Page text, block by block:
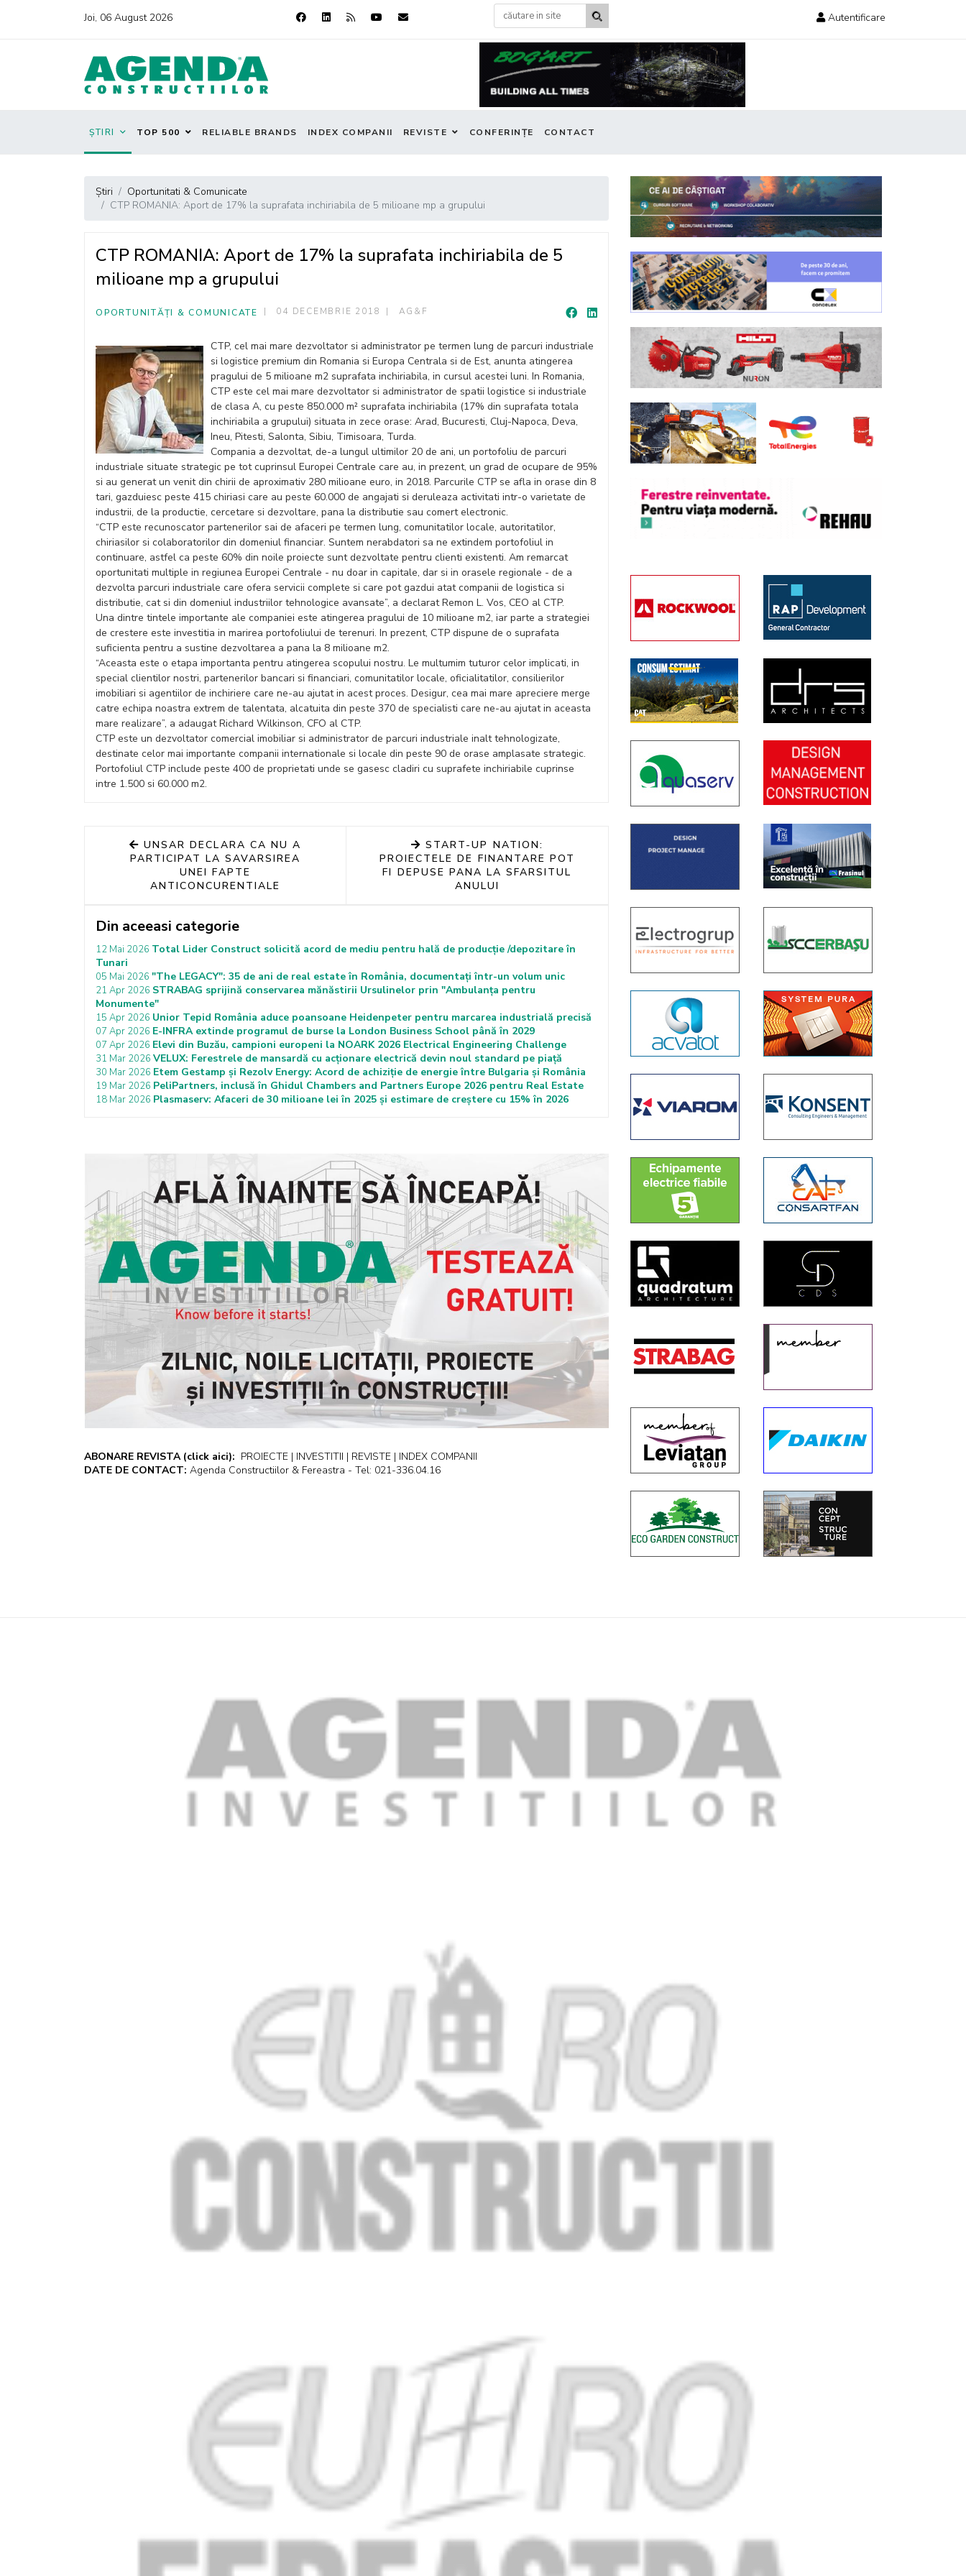
Joi, 06 August 2026 Autentificare
ȘTIRI TOP 500 RELIABLE BRANDS INDEX COMPANII REVISTE CONFERINȚE CONTACT
Știri
Oportunitati & Comunicate
CTP ROMANIA: Aport de 17% la suprafata inchiriabila de 5 milioane mp a grupului
CTP ROMANIA: Aport de 17% la suprafata inchiriabila de 5
milioane mp a grupului
OPORTUNITĂȚI & COMUNICATE 04 DECEMBRIE 2018 AG&F
CTP, cel mai mare dezvoltator si administrator pe termen lung de parcuri industriale
si logistice premium din Romania si Europa Centrala si de Est, anunta atingerea
pragului de 5 milioane m2 suprafata inchiriabila, in cursul acestei luni. In Romania,
CTP este cel mai mare dezvoltator si administrator de spatii logistice si industriale
de clasa A, cu peste 850.000 m² suprafata inchiriabila (17% din suprafata totala
inchiriabila a grupului) situata in zece orase: Arad, Bucuresti, Cluj-Napoca, Deva,
Ineu, Pitesti, Salonta, Sibiu, Timisoara, Turda.
Compania a dezvoltat, de-a lungul ultimilor 20 de ani, un portofoliu de parcuri
industriale situate strategic pe tot cuprinsul Europei Centrale care au, in prezent, un grad de ocupare de 95%
si au generat un venit din chirii de aproximativ 280 milioane euro, in 2018. Parcurile CTP se afla in orase din 8
tari, gazduiesc peste 415 chiriasi care au peste 60.000 de angajati si deruleaza activitati intr-o varietate de
industrii, de la productie, cercetare si dezvoltare, pana la distributie sau comert electronic.
“CTP este recunoscator partenerilor sai de afaceri pe termen lung, comunitatilor locale, autoritatilor,
chiriasilor si colaboratorilor din domeniul financiar. Suntem nerabdatori sa ne extindem portofoliul in
continuare, astfel ca peste 60% din noile proiecte sunt dezvoltate pentru clienti existenti. Am remarcat
oportunitati multiple in regiunea Europei Centrale - nu doar in capitale, dar si in orasele regionale - de a
dezvolta parcuri industriale care ofera servicii complete si care pot gazdui atat companii de logistica si
distributie, cat si din domeniul industriilor tehnologice avansate”, a declarat Remon L. Vos, CEO al CTP.
Una dintre tintele importante ale companiei este atingerea pragului de 10 milioane m2, iar parte a strategiei
de crestere este investitia in marirea portofoliului de terenuri. In prezent, CTP dispune de o suprafata
suficienta pentru a sustine dezvoltarea a pana la 8 milioane m2.
“Aceasta este o etapa importanta pentru atingerea scopului nostru. Le multumim tuturor celor implicati, in
special clientilor nostri, partenerilor bancari si financiari, comunitatilor locale, oficialitatilor, consilierilor
imobiliari si agentiilor de inchiriere care ne-au ajutat in acest proces. Desigur, cea mai mare apreciere merge
catre echipa noastra extrem de talentata, alcatuita din peste 370 de specialisti care ne-au ajutat in aceasta
mare realizare”, a adaugat Richard Wilkinson, CFO al CTP.
CTP este un dezvoltator comercial imobiliar si administrator de parcuri industriale inalt tehnologizate,
destinate celor mai importante companii internationale si locale din peste 90 de orase amplasate strategic.
Portofoliul CTP include peste 400 de proprietati unde se gasesc cladiri cu suprafete inchiriabile cuprinse
intre 1.500 si 60.000 m2.
UNSAR DECLARA CA NU A
PARTICIPAT LA SAVARSIREA
UNEI FAPTE
ANTICONCURENTIALE
START-UP NATION:
PROIECTELE DE FINANTARE POT
FI DEPUSE PANA LA SFARSITUL
ANULUI
Din aceeasi categorie
12 Mai 2026 Total Lider Construct solicită acord de mediu pentru hală de producție /depozitare în
Tunari
05 Mai 2026 "The LEGACY": 35 de ani de real estate în România, documentați într-un volum unic
21 Apr 2026 STRABAG sprijină conservarea mănăstirii Ursulinelor prin "Ambulanța pentru
Monumente"
15 Apr 2026 Unior Tepid România aduce poansoane Heidenpeter pentru marcarea industrială precisă
07 Apr 2026 E-INFRA extinde programul de burse la London Business School până în 2029
07 Apr 2026 Elevi din Buzău, campioni europeni la NOARK 2026 Electrical Engineering Challenge
31 Mar 2026 VELUX: Ferestrele de mansardă cu acționare electrică devin noul standard pe piață
30 Mar 2026 Etem Gestamp și Rezolv Energy: Acord de achiziție de energie între Bulgaria și România
19 Mar 2026 PeliPartners, inclusă în Ghidul Chambers and Partners Europe 2026 pentru Real Estate
18 Mar 2026 Plasmaserv: Afaceri de 30 milioane lei în 2025 și estimare de creștere cu 15% în 2026
ABONARE REVISTA (click aici): PROIECTE | INVESTITII | REVISTE | INDEX COMPANII
DATE DE CONTACT: Agenda Constructiilor & Fereastra - Tel: 021-336.04.16